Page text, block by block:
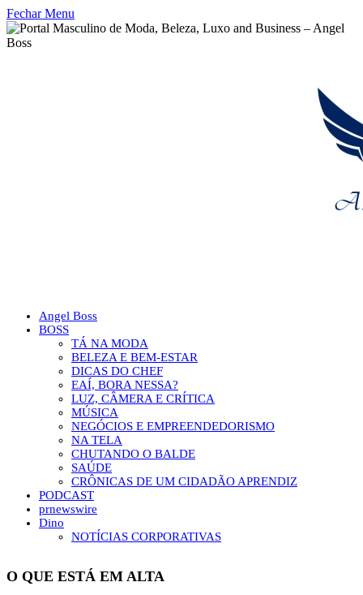
Fechar Menu
Angel Boss
BOSS
TÁ NA MODA
BELEZA E BEM-ESTAR
DICAS DO CHEF
EAÍ, BORA NESSA?
LUZ, CÂMERA E CRÍTICA
MÚSICA
NEGÓCIOS E EMPREENDEDORISMO
NA TELA
CHUTANDO O BALDE
SAÚDE
CRÔNICAS DE UM CIDADÃO APRENDIZ
PODCAST
prnewswire
Dino
NOTÍCIAS CORPORATIVAS
O QUE ESTÁ EM ALTA